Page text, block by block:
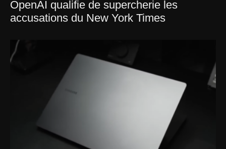
OpenAI qualifie de supercherie les
accusations du New York Times